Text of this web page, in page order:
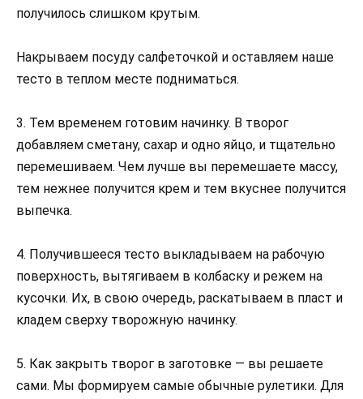
получилось слишком крутым.
Накрываем посуду салфеточкой и оставляем наше
тесто в теплом месте подниматься.
3. Тем временем готовим начинку. В творог
добавляем сметану, сахар и одно яйцо, и тщательно
перемешиваем. Чем лучше вы перемешаете массу,
тем нежнее получится крем и тем вкуснее получится
выпечка.
4. Получившееся тесто выкладываем на рабочую
поверхность, вытягиваем в колбаску и режем на
кусочки. Их, в свою очередь, раскатываем в пласт и
кладем сверху творожную начинку.
5. Как закрыть творог в заготовке — вы решаете
сами. Мы формируем самые обычные рулетики. Для